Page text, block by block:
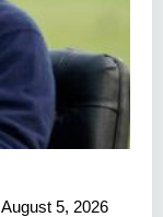
August 5, 2026